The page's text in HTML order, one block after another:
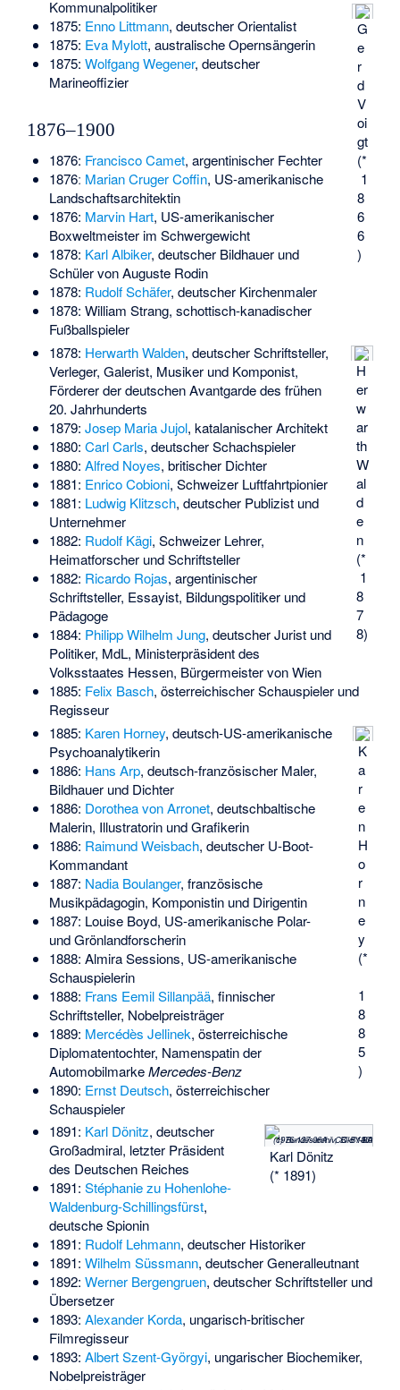
G
e
r
d
V
oi
gt
(*
1
8
6
6
)
Kommunalpolitiker
1875: Enno Littmann, deutscher Orientalist
1875: Eva Mylott, australische Opernsängerin
1875: Wolfgang Wegener, deutscher
Marineoffizier
1876–1900
1876: Francisco Camet, argentinischer Fechter
1876ː Marian Cruger Coffin, US-amerikanische
Landschaftsarchitektin
1876: Marvin Hart, US-amerikanischer
Boxweltmeister im Schwergewicht
1878: Karl Albiker, deutscher Bildhauer und
Schüler von Auguste Rodin
1878: Rudolf Schäfer, deutscher Kirchenmaler
1878: William Strang, schottisch-kanadischer
Fußballspieler
H
er
w
ar
th
W
al
d
e
n
(*
1
8
7
8)
1878: Herwarth Walden, deutscher Schriftsteller,
Verleger, Galerist, Musiker und Komponist,
Förderer der deutschen Avantgarde des frühen
20. Jahrhunderts
1879: Josep Maria Jujol, katalanischer Architekt
1880: Carl Carls, deutscher Schachspieler
1880: Alfred Noyes, britischer Dichter
1881: Enrico Cobioni, Schweizer Luftfahrtpionier
1881: Ludwig Klitzsch, deutscher Publizist und
Unternehmer
1882: Rudolf Kägi, Schweizer Lehrer,
Heimatforscher und Schriftsteller
1882: Ricardo Rojas, argentinischer
Schriftsteller, Essayist, Bildungspolitiker und
Pädagoge
1884: Philipp Wilhelm Jung, deutscher Jurist und
Politiker, MdL, Ministerpräsident des
Volksstaates Hessen, Bürgermeister von Wien
1885: Felix Basch, österreichischer Schauspieler und
Regisseur
K
a
r
e
n
H
o
r
n
e
y
(*
1
8
8
5
)
1885: Karen Horney, deutsch-US-amerikanische
Psychoanalytikerin
1886: Hans Arp, deutsch-französischer Maler,
Bildhauer und Dichter
1886: Dorothea von Arronet, deutschbaltische
Malerin, Illustratorin und Grafikerin
1886: Raimund Weisbach, deutscher U-Boot-
Kommandant
1887: Nadia Boulanger, französische
Musikpädagogin, Komponistin und Dirigentin
1887: Louise Boyd, US-amerikanische Polar-
und Grönlandforscherin
1888: Almira Sessions, US-amerikanische
Schauspielerin
1888: Frans Eemil Sillanpää, finnischer
Schriftsteller, Nobelpreisträger
1889: Mercédès Jellinek, österreichische
Diplomatentochter, Namenspatin der
AutomobilmarkeMercedes-Benz
1890: Ernst Deutsch, österreichischer
Schauspieler
(c) Bundesarchiv, Bild 146-1976-127-06A / CC-BY-SA 3.0
Karl Dönitz
(* 1891)
1891: Karl Dönitz, deutscher
Großadmiral, letzter Präsident
des Deutschen Reiches
1891: Stéphanie zu Hohenlohe-
Waldenburg-Schillingsfürst,
deutsche Spionin
1891: Rudolf Lehmann, deutscher Historiker
1891: Wilhelm Süssmann, deutscher Generalleutnant
1892: Werner Bergengruen, deutscher Schriftsteller und
Übersetzer
1893: Alexander Korda, ungarisch-britischer
Filmregisseur
1893: Albert Szent-Györgyi, ungarischer Biochemiker,
Nobelpreisträger